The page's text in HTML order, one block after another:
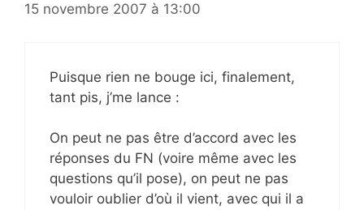
15 novembre 2007 à 13:00
Puisque rien ne bouge ici, finalement,
tant pis, j’me lance :
On peut ne pas être d’accord avec les
réponses du FN (voire même avec les
questions qu’il pose), on peut ne pas
vouloir oublier d’où il vient, avec qui il a